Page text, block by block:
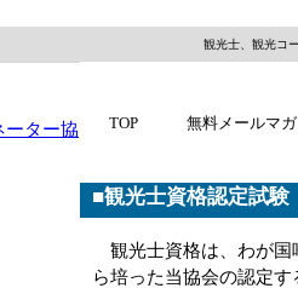
観光士、観光コ
TOP 無料メールマ
■観光士資格認定試験
観光士資格は、わが国
ら培った当協会の認定